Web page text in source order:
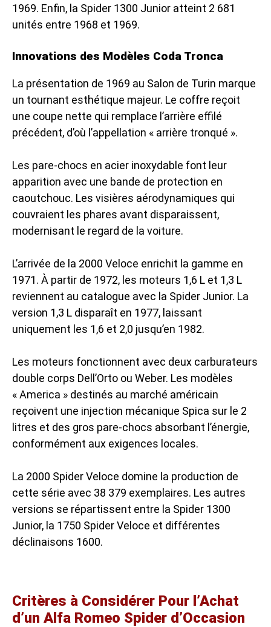
1969. Enfin, la Spider 1300 Junior atteint 2 681
unités entre 1968 et 1969.
Innovations des Modèles Coda Tronca
La présentation de 1969 au Salon de Turin marque
un tournant esthétique majeur. Le coffre reçoit
une coupe nette qui remplace l’arrière effilé
précédent, d’où l’appellation « arrière tronqué ».
Les pare-chocs en acier inoxydable font leur
apparition avec une bande de protection en
caoutchouc. Les visières aérodynamiques qui
couvraient les phares avant disparaissent,
modernisant le regard de la voiture.
L’arrivée de la 2000 Veloce enrichit la gamme en
1971. À partir de 1972, les moteurs 1,6 L et 1,3 L
reviennent au catalogue avec la Spider Junior. La
version 1,3 L disparaît en 1977, laissant
uniquement les 1,6 et 2,0 jusqu’en 1982.
Les moteurs fonctionnent avec deux carburateurs
double corps Dell’Orto ou Weber. Les modèles
« America » destinés au marché américain
reçoivent une injection mécanique Spica sur le 2
litres et des gros pare-chocs absorbant l’énergie,
conformément aux exigences locales.
La 2000 Spider Veloce domine la production de
cette série avec 38 379 exemplaires. Les autres
versions se répartissent entre la Spider 1300
Junior, la 1750 Spider Veloce et différentes
déclinaisons 1600.
Critères à Considérer Pour l’Achat
d’un Alfa Romeo Spider d’Occasion